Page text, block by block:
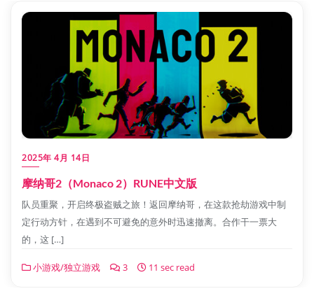
2025年 4月 14日
摩纳哥2（Monaco 2）RUNE中文版
队员重聚，开启终极盗贼之旅！返回摩纳哥，在这款抢劫游戏中制
定行动方针，在遇到不可避免的意外时迅速撤离。合作干一票大
的，这 […]
小游戏/独立游戏 3 11 sec read